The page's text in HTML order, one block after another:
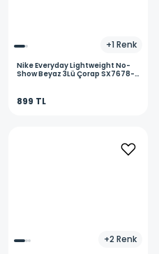
+1 Renk
NikeEveryday Lightweight No-
Show Beyaz 3Lü Çorap SX7678-
899 TL
+2 Renk